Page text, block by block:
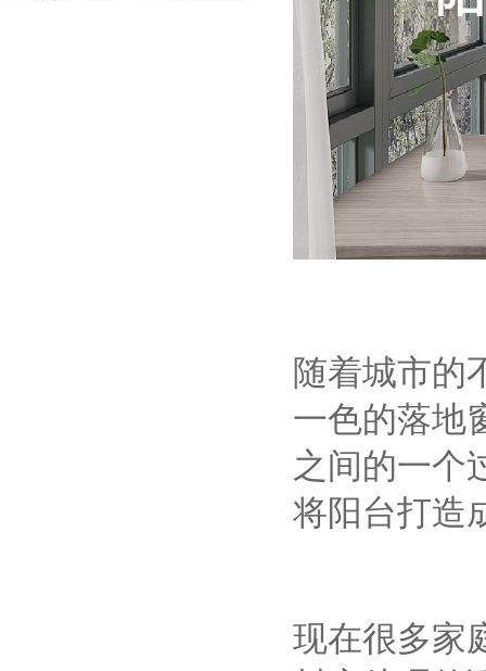
随着城市的
一色的落地
之间的一个
将阳台打造
现在很多家